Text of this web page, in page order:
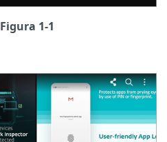
Figura 1-1